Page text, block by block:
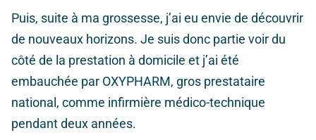
Puis, suite à ma grossesse, j’ai eu envie de découvrir
de nouveaux horizons. Je suis donc partie voir du
côté de la prestation à domicile et j’ai été
embauchée par OXYPHARM, gros prestataire
national, comme infirmière médico-technique
pendant deux années.